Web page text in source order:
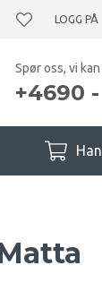
LOGG PÅ
Spør oss, vi
+4690